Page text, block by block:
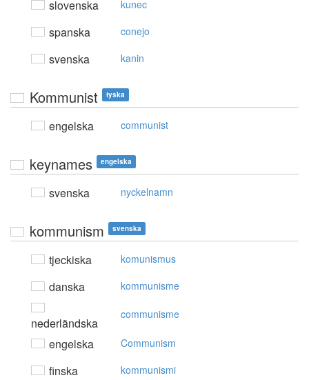
slovenska kunec
spanska conejo
svenska kanin
Kommunist tyska
engelska communist
keynames engelska
svenska nyckelnamn
kommunism svenska
tjeckiska komunismus
danska kommunisme
nederländska
communisme
engelska Communism
finska kommunismi